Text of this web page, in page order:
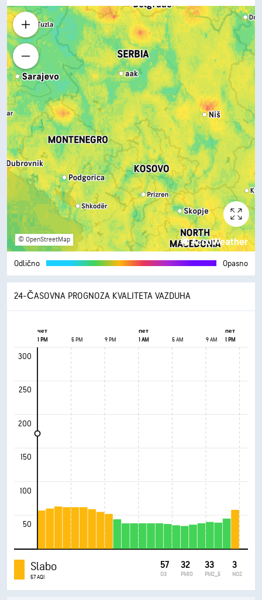
© OpenStreetMap
Odlično Opasno
24-ČASOVNA PROGNOZA KVALITETA VAZDUHA
чет пет
пет
1 PM
5 PM 9 PM 1 AM 5 AM 9 AM 1 PM
300
250
200
150
100
50
Slabo
57 AQI
57
O3
32
PM10
33
PM2_5
3
NO2